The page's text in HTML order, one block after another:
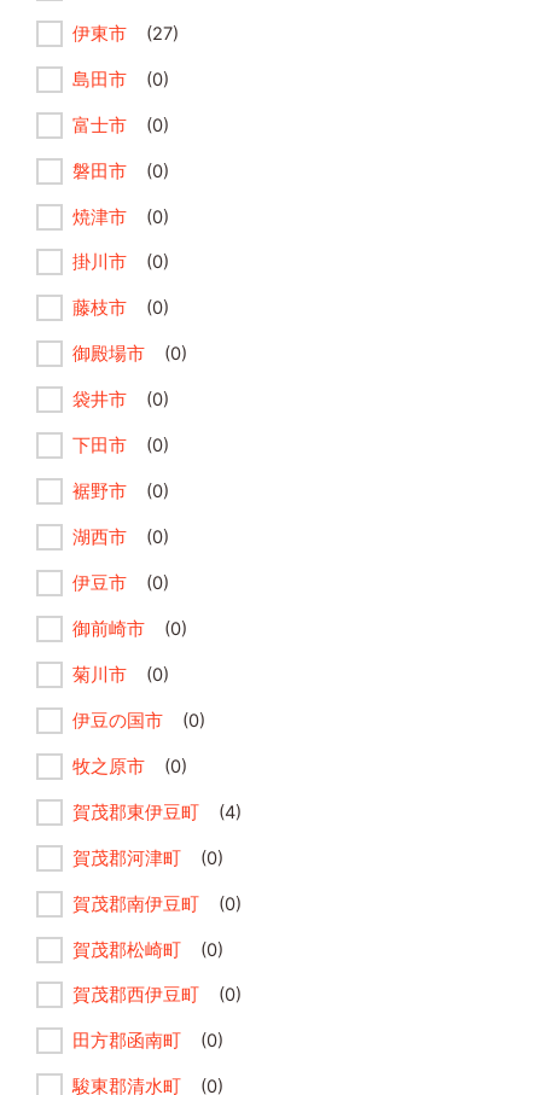
伊東市 (27)
島田市 (0)
富士市 (0)
磐田市 (0)
焼津市 (0)
掛川市 (0)
藤枝市 (0)
御殿場市 (0)
袋井市 (0)
下田市 (0)
裾野市 (0)
湖西市 (0)
伊豆市 (0)
御前崎市 (0)
菊川市 (0)
伊豆の国市 (0)
牧之原市 (0)
賀茂郡東伊豆町 (4)
賀茂郡河津町 (0)
賀茂郡南伊豆町 (0)
賀茂郡松崎町 (0)
賀茂郡西伊豆町 (0)
田方郡函南町 (0)
駿東郡清水町 (0)